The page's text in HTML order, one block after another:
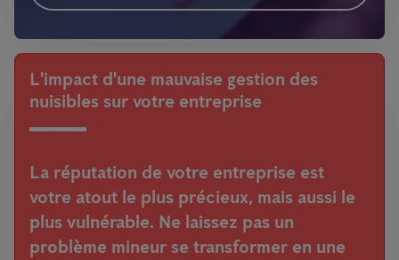
L'impact d'une mauvaise gestion des
nuisibles sur votre entreprise
La réputation de votre entreprise est
votre atout le plus précieux, mais aussi le
plus vulnérable. Ne laissez pas un
problème mineur se transformer en une